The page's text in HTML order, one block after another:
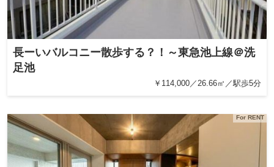
長ーいバルコニー散歩する？！～東急池上線＠洗
足池
￥114,000／26.66㎡／駅歩5分
For RENT